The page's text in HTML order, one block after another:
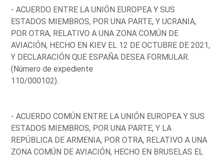
- ACUERDO ENTRE LA UNIÓN EUROPEA Y SUS
ESTADOS MIEMBROS, POR UNA PARTE, Y UCRANIA,
POR OTRA, RELATIVO A UNA ZONA COMÚN DE
AVIACIÓN, HECHO EN KIEV EL 12 DE OCTUBRE DE 2021,
Y DECLARACIÓN QUE ESPAÑA DESEA FORMULAR.
(Número de expediente
110/000102).
- ACUERDO COMÚN ENTRE LA UNIÓN EUROPEA Y SUS
ESTADOS MIEMBROS, POR UNA PARTE, Y LA
REPÚBLICA DE ARMENIA, POR OTRA, RELATIVO A UNA
ZONA COMÚN DE AVIACIÓN, HECHO EN BRUSELAS EL